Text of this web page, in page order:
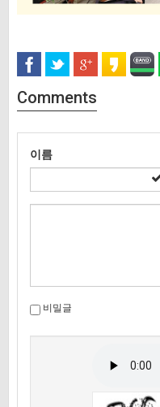
Comments
이름
비밀글